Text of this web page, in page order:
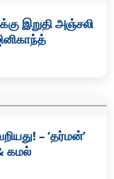
இறுதி அஞ்சலி
– ‘தர்மன்’
கமல்